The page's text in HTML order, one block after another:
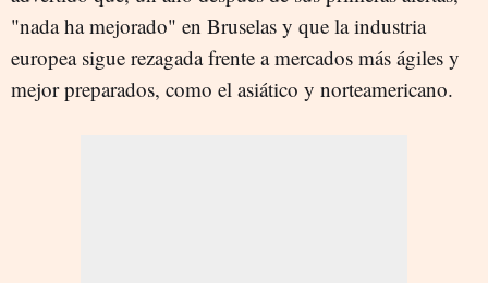
"nada ha mejorado" en Bruselas y que la industria
europea sigue rezagada frente a mercados más ágiles y
mejor preparados, como el asiático y norteamericano.